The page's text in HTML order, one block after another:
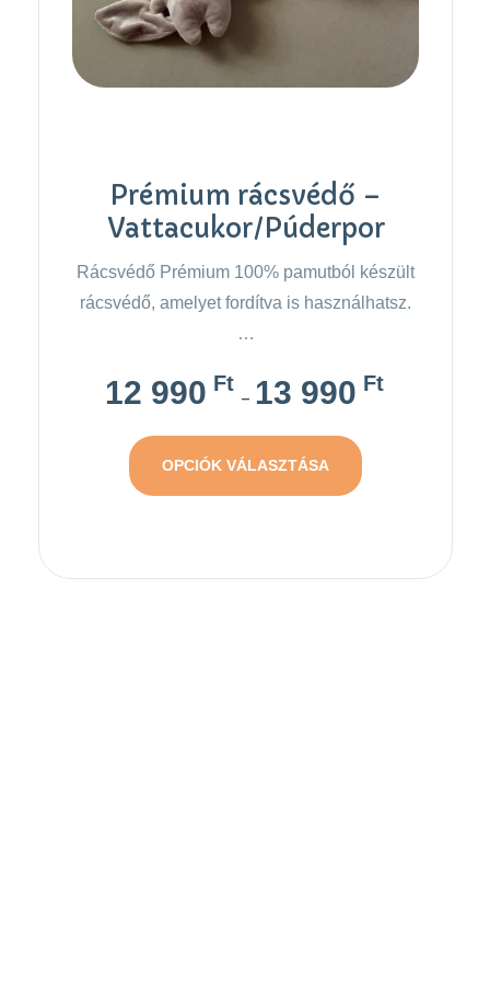
Prémium rácsvédő –
Vattacukor/Púderpor
Rácsvédő Prémium 100% pamutból készült
rácsvédő, amelyet fordítva is használhatsz.
…
12 990Ft
– 13 990Ft
OPCIÓK VÁLASZTÁSA